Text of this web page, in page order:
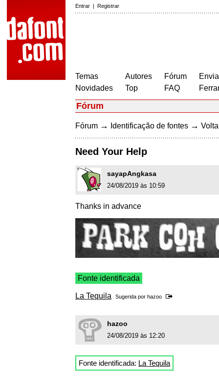
Entrar | Registrar
Temas
Novidades
Autores
Top
Fórum
FAQ
Fórum
Fórum → Identificação de fontes →
Need Your Help
sayapAngkasa
24/08/2019 às 10:59
Thanks in advance
Fonte identificada
La Tequila Sugerida por hazoo
hazoo
24/08/2019 às 12:20
Fonte identificada: La Tequila